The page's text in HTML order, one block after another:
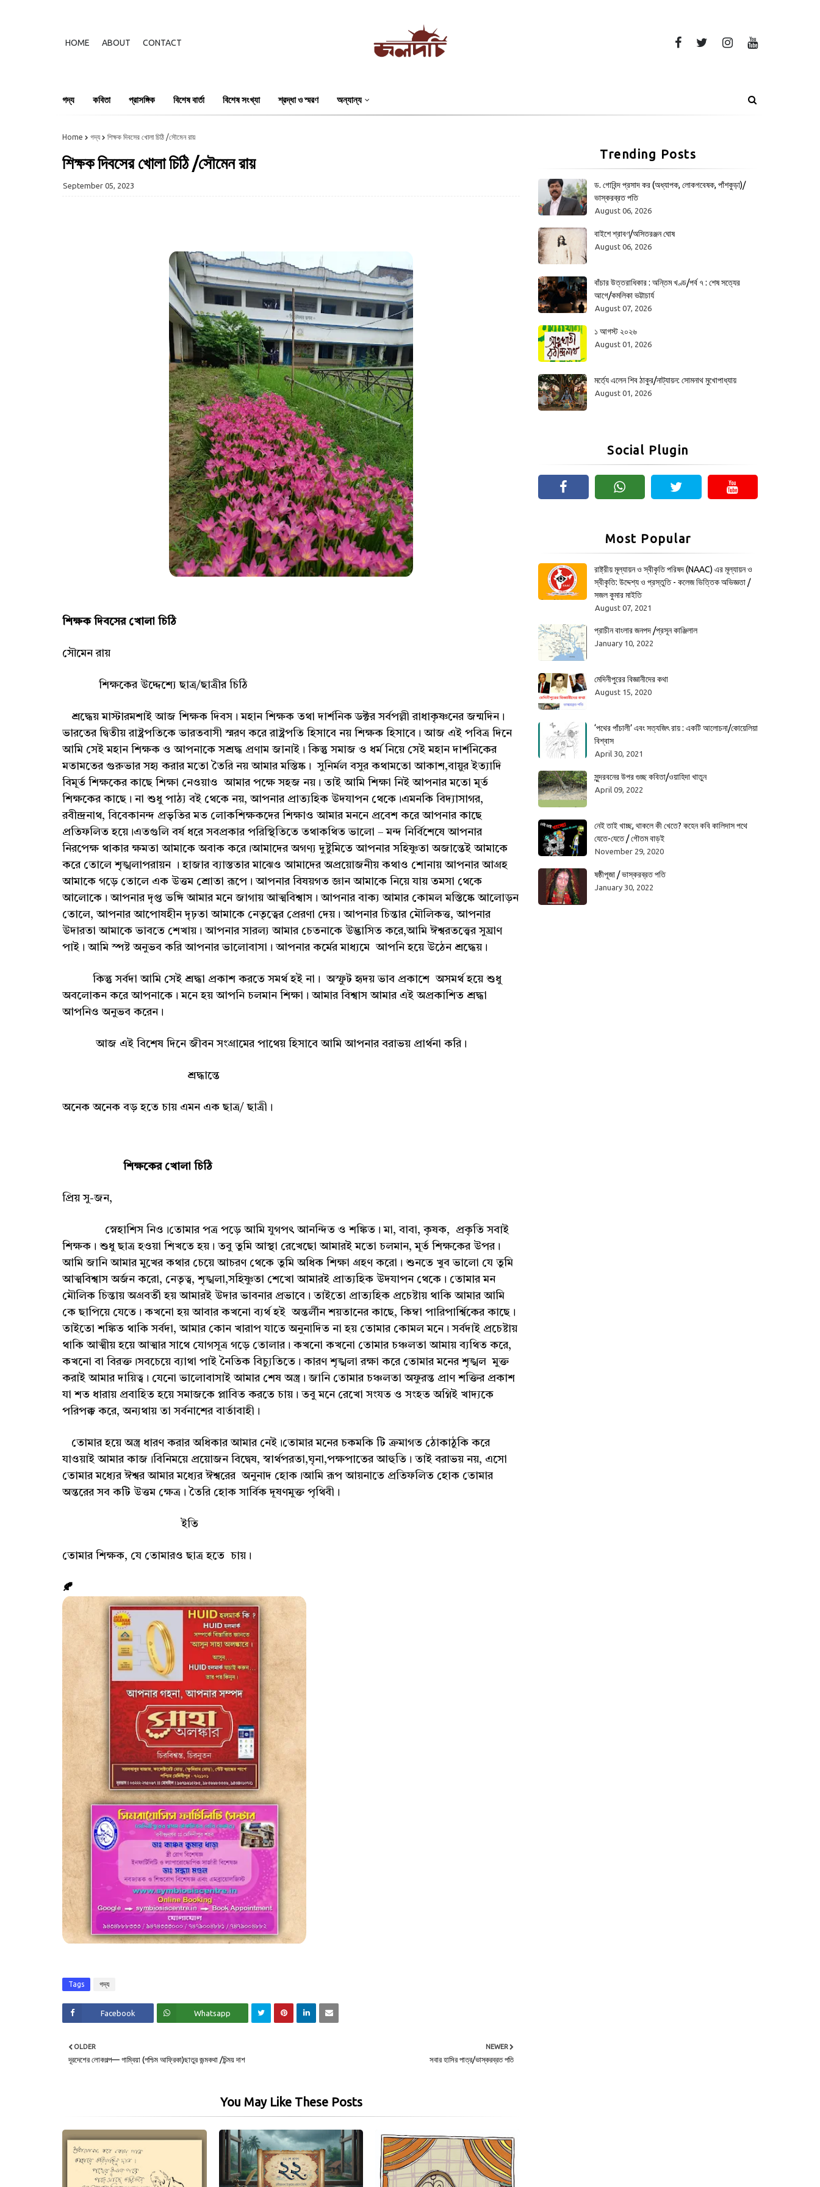
HOME ABOUT CONTACT
গদ্য কবিতা প্রাসঙ্গিক বিশেষ বার্তা বিশেষ সংখ্যা শ্রদ্ধা ও স্মরণ অন্যান্য
Home গদ্য শিক্ষক দিবসের খোলা চিঠি /সৌমেন রায়
শিক্ষক দিবসের খোলা চিঠি /সৌমেন রায়
September 05, 2023
শিক্ষক দিবসের খোলা চিঠি
সৌমেন রায়
শিক্ষকের উদ্দেশ্যে ছাত্র/ছাত্রীর চিঠি
শ্রদ্ধেয় মাস্টারমশাই আজ শিক্ষক দিবস। মহান শিক্ষক তথা দার্শনিক ডক্টর সর্বপল্লী রাধাকৃষ্ণনের জন্মদিন।
ভারতের দ্বিতীয় রাষ্ট্রপতিকে ভারতবাসী স্মরণ করে রাষ্ট্রপতি হিসাবে নয় শিক্ষক হিসাবে। আজ এই পবিত্র দিনে
আমি সেই মহান শিক্ষক ও আপনাকে সশ্রদ্ধ প্রণাম জানাই। কিন্তু সমাজ ও ধর্ম নিয়ে সেই মহান দার্শনিকের
মতামতের গুরুভার সহ্য করার মতো তৈরি নয় আমার মস্তিষ্ক। সুনির্মল বসুর কথামতো আকাশ,বায়ুর ইত্যাদি
বিমূর্ত শিক্ষকের কাছে শিক্ষা নেওয়াও আমার পক্ষে সহজ নয়। তাই আমি শিক্ষা নিই আপনার মতো মূর্ত
শিক্ষকের কাছে। না শুধু পাঠ্য বই থেকে নয়, আপনার প্রাত্যহিক উদযাপন থেকে।এমনকি বিদ্যাসাগর,
রবীন্দ্রনাথ, বিবেকানন্দ প্রভৃতির মত লোকশিক্ষকদের শিক্ষাও আমার মননে প্রবেশ করে আপনার কাছে
প্রতিফলিত হয়ে।এতগুলি বর্ষ ধরে সবপ্রকার পরিস্থিতিতে তথাকথিত ভালো – মন্দ নির্বিশেষে আপনার
নিরপেক্ষ থাকার ক্ষমতা আমাকে অবাক করে।আমাদের অগণ্য দুষ্টুমিতে আপনার সহিষ্ণুতা অজান্তেই আমাকে
করে তোলে শৃঙ্খলাপরায়ন । হাজার ব্যাস্ততার মাঝেও আমাদের অপ্রয়োজনীয় কথাও শোনায় আপনার আগ্রহ
আমাকে গড়ে তোলে এক উত্তম শ্রোতা রূপে। আপনার বিষয়গত জ্ঞান আমাকে নিয়ে যায় তমসা থেকে
আলোকে। আপনার দৃপ্ত ভঙ্গি আমার মনে জাগায় আত্মবিশ্বাস। আপনার বাক্য আমার কোমল মস্তিষ্কে আলোড়ন
তোলে, আপনার আপোষহীন দৃঢ়তা আমাকে নেতৃত্বের প্রেরণা দেয়। আপনার চিন্তার মৌলিকত্ত, আপনার
উদারতা আমাকে ভাবতে শেখায়। আপনার সারল্য আমার চেতনাকে উদ্ভাসিত করে,আমি ঈশ্বরতত্ত্বের সুঘ্রাণ
পাই। আমি স্পষ্ট অনুভব করি আপনার ভালোবাসা। আপনার কর্মের মাধ্যমে আপনি হয়ে উঠেন শ্রদ্ধেয়।
কিন্তু সর্বদা আমি সেই শ্রদ্ধা প্রকাশ করতে সমর্থ হই না। অস্ফুট হৃদয় ভাব প্রকাশে অসমর্থ হয়ে শুধু
অবলোকন করে আপনাকে। মনে হয় আপনি চলমান শিক্ষা। আমার বিশ্বাস আমার এই অপ্রকাশিত শ্রদ্ধা
আপনিও অনুভব করেন।
আজ এই বিশেষ দিনে জীবন সংগ্রামের পাথেয় হিসাবে আমি আপনার বরাভয় প্রার্থনা করি।
শ্রদ্ধান্তে
অনেক অনেক বড় হতে চায় এমন এক ছাত্র/ ছাত্রী।
শিক্ষকের খোলা চিঠি
প্রিয় সু-জন,
স্নেহাশিস নিও।তোমার পত্র পড়ে আমি যুগপৎ আনন্দিত ও শঙ্কিত। মা, বাবা, কৃষক, প্রকৃতি সবাই
শিক্ষক। শুধু ছাত্র হওয়া শিখতে হয়। তবু তুমি আস্থা রেখেছো আমারই মতো চলমান, মূর্ত শিক্ষকের উপর।
আমি জানি আমার মুখের কথার চেয়ে আচরণ থেকে তুমি অধিক শিক্ষা গ্রহণ করো। শুনতে খুব ভালো যে তুমি
আত্মবিশ্বাস অর্জন করো, নেতৃত্ব, শৃঙ্খলা,সহিষ্ণুতা শেখো আমারই প্রাত্যহিক উদযাপন থেকে। তোমার মন
মৌলিক চিন্তায় অগ্রবর্তী হয় আমারই উদার ভাবনার প্রভাবে। তাইতো প্রাত্যহিক প্রচেষ্টায় থাকি আমার আমি
কে ছাপিয়ে যেতে। কখনো হয় আবার কখনো ব্যর্থ হই অন্তর্লীন শয়তানের কাছে, কিম্বা পারিপার্শ্বিকের কাছে।
তাইতো শঙ্কিত থাকি সর্বদা, আমার কোন খারাপ যাতে অনুনাদিত না হয় তোমার কোমল মনে। সর্বদাই প্রচেষ্টায়
থাকি আত্মীয় হয়ে আত্মার সাথে যোগসূত্র গড়ে তোলার। কখনো কখনো তোমার চঞ্চলতা আমায় ব্যথিত করে,
কখনো বা বিরক্ত।সবচেয়ে ব্যাথা পাই নৈতিক বিচ্যুতিতে। কারণ শৃঙ্খলা রক্ষা করে তোমার মনের শৃঙ্খল মুক্ত
করাই আমার দায়িত্ব। যেনো ভালোবাসাই আমার শেষ অস্ত্র। জানি তোমার চঞ্চলতা অফুরন্ত প্রাণ শক্তির প্রকাশ
যা শত ধারায় প্রবাহিত হয়ে সমাজকে প্লাবিত করতে চায়। তবু মনে রেখো সংযত ও সংহত অগ্নিই খাদ্যকে
পরিপক্ক করে, অন্যথায় তা সর্বনাশের বার্তাবাহী।
তোমার হয়ে অস্ত্র ধারণ করার অধিকার আমার নেই।তোমার মনের চকমকি টি ক্রমাগত ঠোকাঠুকি করে
যাওয়াই আমার কাজ।বিনিময়ে প্রয়োজন বিদ্বেষ, স্বার্থপরতা,ঘৃনা,পক্ষপাতের আহুতি। তাই বরাভয় নয়, এসো
তোমার মধ্যের ঈশ্বর আমার মধ্যের ঈশ্বরের অনুনাদ হোক।আমি রূপ আয়নাতে প্রতিফলিত হোক তোমার
অন্তরের সব কটি উত্তম ক্ষেত্র। তৈরি হোক সার্বিক দূষণমুক্ত পৃথিবী।
ইতি
তোমার শিক্ষক, যে তোমারও ছাত্র হতে চায়।
🍂
Tags গদ্য
Facebook Whatsapp
NEWER
সবার হাসির পাত্র/ভাস্করব্রত পতি
OLDER
দূরদেশের লোকগল্প— গাম্বিয়া (পশ্চিম আফ্রিকা)ছাতুর জন্মকথা /চিন্ময় দাশ
You May Like These Posts
Trending Posts
ড. গোবিন্দ প্রসাদ কর (অধ্যাপক, লোকগবেষক, পাঁশকুড়া)/
ভাস্করব্রত পতি
August 06, 2026
বাইশে শ্রাবণ/অসিতরঞ্জন ঘোষ
August 06, 2026
বাঁচার উত্তরাধিকার : অন্তিম খণ্ড/পর্ব ৭ : শেষ সত্যের
আগে/কমলিকা ভট্টাচার্য
August 07, 2026
১ আগস্ট ২০২৬
August 01, 2026
মর্ত্যে এলেন শিব ঠাকুর/নাট্যায়ন: সোমনাথ মুখোপাধ্যায়
August 01, 2026
Social Plugin
Most Popular
রাষ্ট্রীয় মূল্যায়ন ও স্বীকৃতি পরিষদ (NAAC) এর মূল্যায়ন ও
স্বীকৃতি: উদ্দেশ্য ও প্রস্তুতি - কলেজ ভিত্তিক অভিজ্ঞতা /
সজল কুমার মাইতি
August 07, 2021
প্রাচীন বাংলার জনপদ /প্রসূন কাঞ্জিলাল
January 10, 2022
মেদিনীপুরের বিজ্ঞানীদের কথা
August 15, 2020
‘পথের পাঁচালী’ এবং সত্যজিৎ রায় : একটি আলোচনা/কোয়েলিয়া
বিশ্বাস
April 30, 2021
সুন্দরবনের উপর গুচ্ছ কবিতা/ওয়াহিদা খাতুন
April 09, 2022
নেই তাই খাচ্ছ, থাকলে কী খেতে? কহেন কবি কালিদাস পথে
যেতে-যেতে / গৌতম বাড়ই
November 29, 2020
ষষ্ঠীপূজা / ভাস্করব্রত পতি
January 30, 2022